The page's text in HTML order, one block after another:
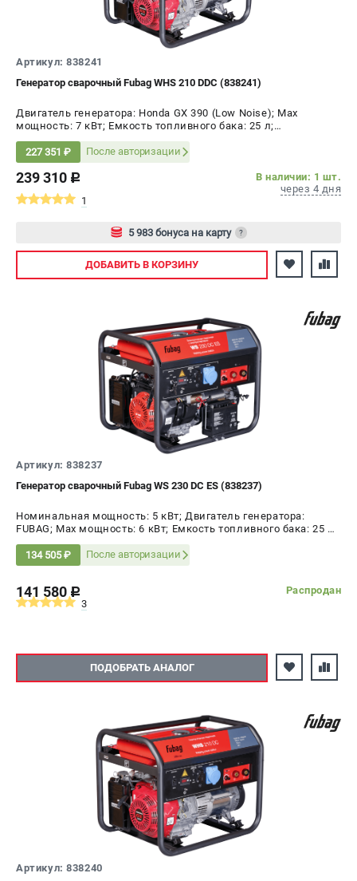
ИЗБРАННОЕ
СРАВНЕНИЕ ( 0 )
ПОДДЕРЖКА
Сервисный центр
ИНФОРМАЦИЯ
Пользовательское соглашение
Способы оплаты
ЭЛЕКТРОСТАНЦИИ
Генераторы бензиновые
Генераторы дизельные
ПОЛЕЗНЫЕ СТАТЬИ
Как выбрать краскопульт?
Как выбрать мотопомпу?
Как выбрать бензопилу?
Как выбрать компрессор?
Сварочные полуавтоматы MIG/MAG
Сварочные аппараты TIG
Сварочные материалы
ТЕЛЕФОН (САНКТ-ПЕТЕРБУРГ)
+7 (812) 317-60-57
Информация размещённая на сайте не является публичной
Артикул: 838241
Генератор сварочный Fubag WHS 210 DDC (838241)
Двигатель генератора: Honda GX 390 (Low Noise); Max
мощность: 7 кВт; Емкость топливного бака: 25 л;
227 351 ₽
После авторизации
239 310 c
В наличии: 1 шт.
через 4 дня
1
5 983 бонуса на карту ?
Авторизуйтесь
ДОБАВИТЬ В КОРЗИНУ
Артикул: 838237
Генератор сварочный Fubag WS 230 DC ES (838237)
Номинальная мощность: 5 кВт; Двигатель генератора:
FUBAG; Max мощность: 6 кВт; Емкость топливного бака: 25 л;
134 505 ₽
После авторизации
141 580 c
Распродан
3
ПОДОБРАТЬ АНАЛОГ
Артикул: 838240